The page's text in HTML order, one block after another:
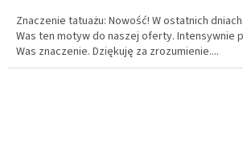
Znaczenie tatuażu: Nowość! W ostatnich
Was ten motyw do naszej oferty. Intensywnie
Was znaczenie. Dziękuję za zrozumienie....